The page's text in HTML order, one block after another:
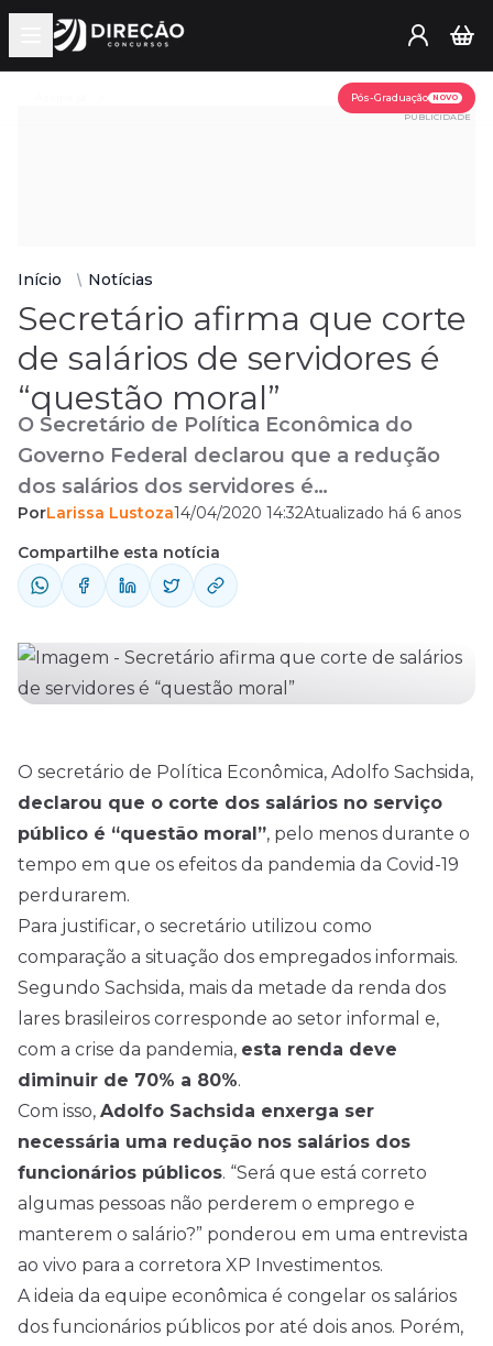
Open main menu
Pós-Graduação NOVO
PUBLICIDADE
Início Notícias
Secretário afirma que corte
de salários de servidores é
“questão moral”
O Secretário de Política Econômica do
Governo Federal declarou que a redução
dos salários dos servidores é
&#8220;questão moral&#8221;. Medida
ainda não foi aprovada.
PorLarissa Lustoza14/04/2020 14:32Atualizado há 6 anos
Compartilhe esta notícia
O secretário de Política Econômica, Adolfo Sachsida,
declarou que o corte dos salários no serviço
público é “questão moral”, pelo menos durante o
tempo em que os efeitos da pandemia da Covid-19
perdurarem.
Para justificar, o secretário utilizou como
comparação a situação dos empregados informais.
Segundo Sachsida, mais da metade da renda dos
lares brasileiros corresponde ao setor informal e,
com a crise da pandemia, esta renda deve
diminuir de 70% a 80%.
Com isso, Adolfo Sachsida enxerga ser
necessária uma redução nos salários dos
funcionários públicos. “Será que está correto
algumas pessoas não perderem o emprego e
manterem o salário?” ponderou em uma entrevista
ao vivo para a corretora XP Investimentos.
A ideia da equipe econômica é congelar os salários
dos funcionários públicos por até dois anos. Porém,